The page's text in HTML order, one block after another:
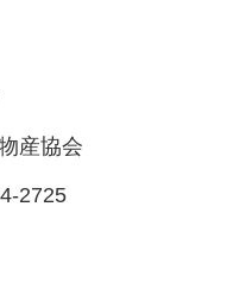
産協会
2725